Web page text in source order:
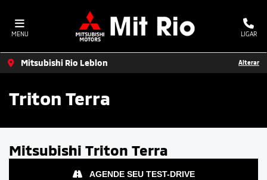
MENU LIGAR
Mitsubishi Rio Leblon Alterar
Triton Terra
Mitsubishi Triton Terra
AGENDE SEU TEST-DRIVE